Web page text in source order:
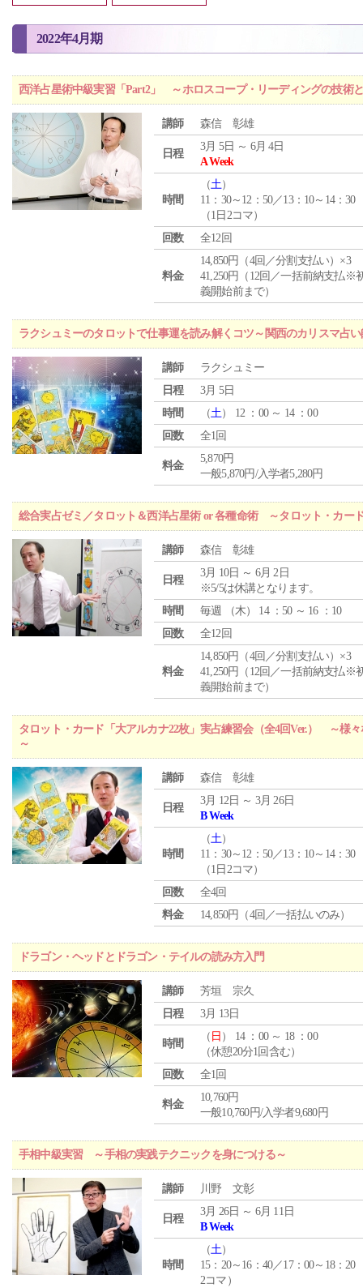
2022年4月期
西洋占星術中級実習「Part2」 ～ホロスコープ・リーディングの技術
講師 森信 彰雄
日程
3月 5日 ～ 6月 4日
A Week
時間
（土）
11：30～12：50／13：10～14：30
（1日2コマ）
回数
全12回
料金
14,850円（4回／分割支払い）×3
41,250円（12回／一括前納支払※
義開始前まで）
ラクシュミーのタロットで仕事運を読み解くコツ～関西のカリスマ占
講師
ラクシュミー
日程
3月 5日
時間
（土） 12 ：00 ～ 14 ：00
回数
全1回
料金
5,870円
一般5,870円/入学者5,280円
総合実占ゼミ／タロット＆西洋占星術 or 各種命術 ～タロット・カー
講師 森信 彰雄
日程
3月 10日 ～ 6月 2日
※5/5は休講となります。
時間
毎週 （木） 14 ：50 ～ 16 ：10
回数
全12回
料金
14,850円（4回／分割支払い）×3
41,250円（12回／一括前納支払※
義開始前まで）
タロット・カード「大アルカナ22枚」実占練習会（全4回Ver.） ～様
～
講師 森信 彰雄
日程
3月 12日 ～ 3月 26日
B Week
時間
（土）
11：30～12：50／13：10～14：30
（1日2コマ）
回数
全4回
料金
14,850円（4回／一括払いのみ）
ドラゴン・ヘッドとドラゴン・テイルの読み方入門
講師
芳垣 宗久
日程
3月 13日
時間
（ 日 ） 14 ：00 ～ 18 ：00
（休憩20分1回含む）
回数
全1回
料金
10,760円
一般10,760円/入学者9,680円
手相中級実習 ～手相の実践テクニックを身につける～
講師 川野 文彰
日程
3月 26日 ～ 6月 11日
B Week
時間
（土）
15：20～16：40／17：00～18：20
2コマ）